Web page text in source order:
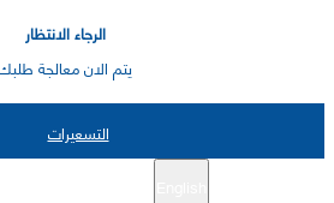
الرجاء الانتظار
يتم الان معالجة
التسعيرات